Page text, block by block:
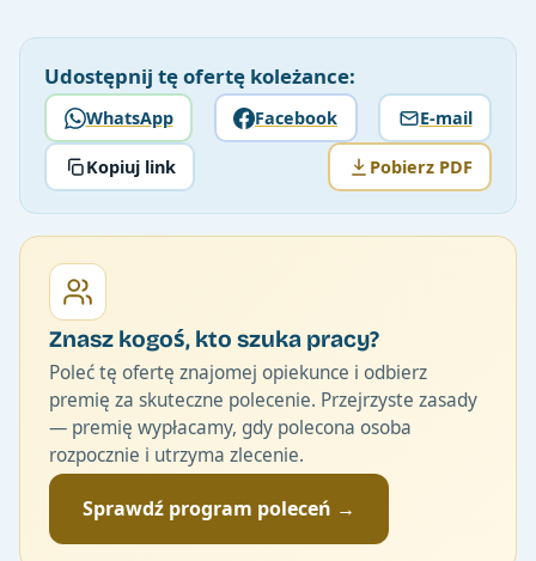
Udostępnij tę ofertę koleżance:
WhatsApp Facebook E-mail
Kopiuj link Pobierz PDF
Znasz kogoś, kto szuka pracy?
Poleć tę ofertę znajomej opiekunce i odbierz
premię za skuteczne polecenie. Przejrzyste zasady
— premię wypłacamy, gdy polecona osoba
rozpocznie i utrzyma zlecenie.
Sprawdź program poleceń →